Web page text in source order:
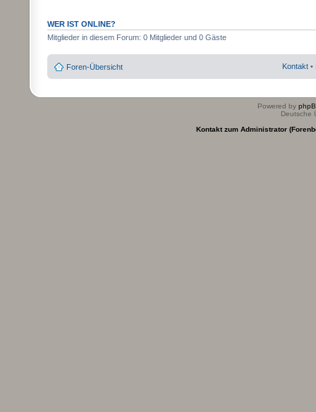
WER IST ONLINE?
Mitglieder in diesem Forum: 0 Mitglieder und 0 Gäste
Foren-Übersicht Kontakt •
Powered by
Deutsche
Kontakt zum Administrator